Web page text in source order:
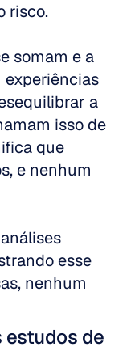
risco.
somam e a
a
isso de
que
e nenhum
esse
nenhum
estudos de